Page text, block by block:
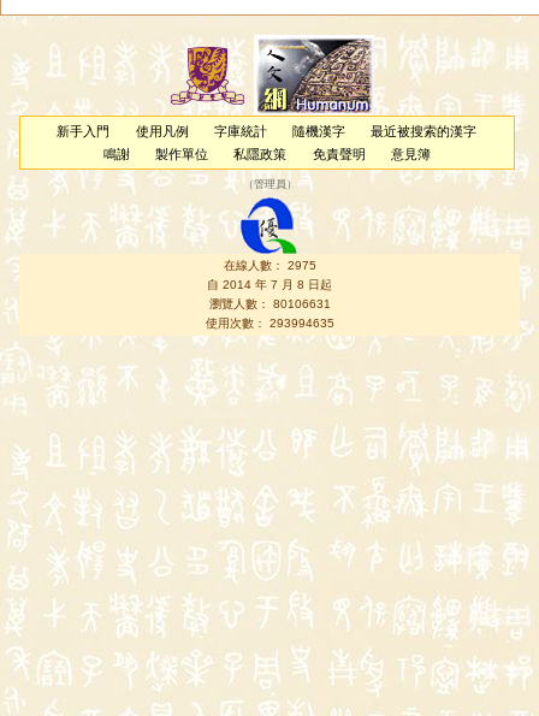
新手入門 使用凡例 字庫統計 隨機漢字
最近被搜索的漢字
鳴謝
製作單位 私隱政策 免責聲明 意見簿
（管理員 ）
在線人數： 2975
自 2014 年 7 月 8 日起
瀏覽人數： 80106631
使用次數： 293994635